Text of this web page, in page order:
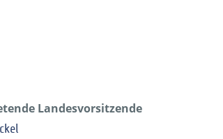
Landesvorsitzende